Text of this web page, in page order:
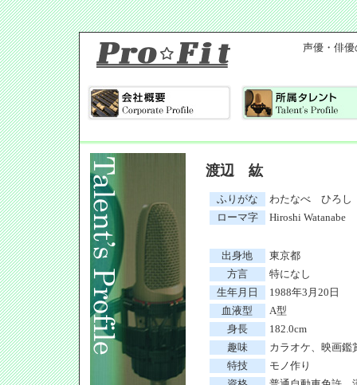
声優・俳
渡辺 紘
ふりがな
わたなべ ひろし
ローマ字
Hiroshi Watanabe
出身地
東京都
方言
特になし
生年月日
1988年3月20日
血液型
A型
身長
182.0cm
趣味
カラオケ、映画鑑
特技
モノ作り